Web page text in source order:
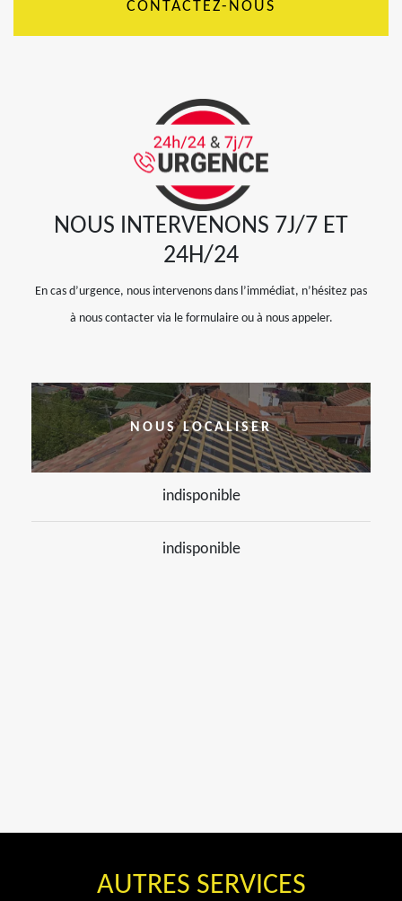
CONTACTEZ-NOUS
NOUS INTERVENONS 7J/7 ET
24H/24
En cas d’urgence, nous intervenons dans l’immédiat, n’hésitez pas
à nous contacter via le formulaire ou à nous appeler.
NOUS LOCALISER
indisponible
indisponible
AUTRES SERVICES